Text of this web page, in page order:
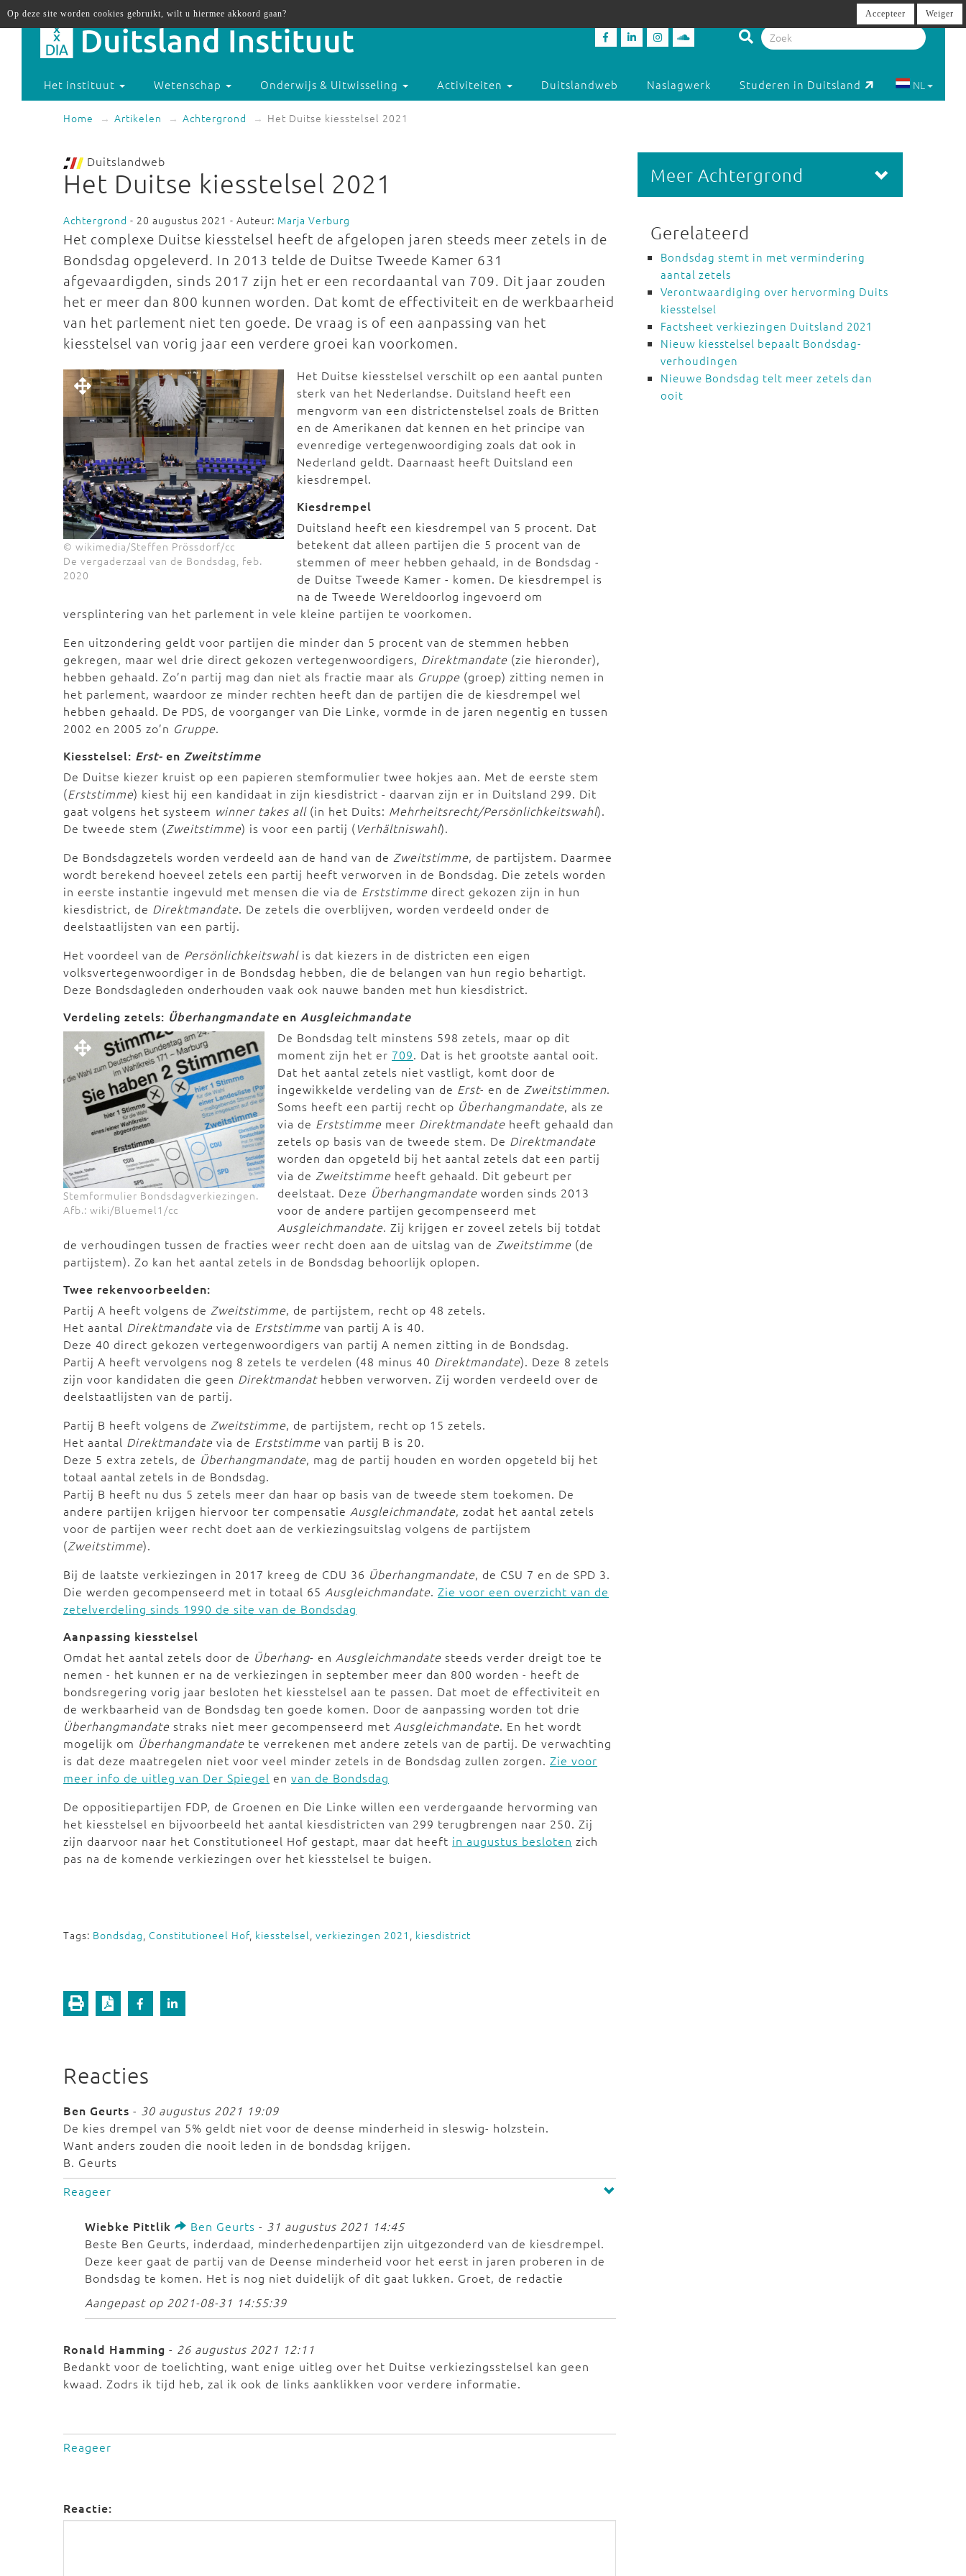
Het instituut Wetenschap Onderwijs & Uitwisseling Activiteiten Duitslandweb Naslagwerk Studeren in Duitsland NL
Home Artikelen Achtergrond Het Duitse kiesstelsel 2021
Duitslandweb
Het Duitse kiesstelsel 2021
Achtergrond - 20 augustus 2021 - Auteur: Marja Verburg
Het complexe Duitse kiesstelsel heeft de afgelopen jaren steeds meer zetels in de
Bondsdag opgeleverd. In 2013 telde de Duitse Tweede Kamer 631
afgevaardigden, sinds 2017 zijn het er een recordaantal van 709. Dit jaar zouden
het er meer dan 800 kunnen worden. Dat komt de effectiviteit en de werkbaarheid
van het parlement niet ten goede. De vraag is of een aanpassing van het
kiesstelsel van vorig jaar een verdere groei kan voorkomen.
© wikimedia/Steffen Prössdorf/cc
De vergaderzaal van de Bondsdag, feb.
2020
Het Duitse kiesstelsel verschilt op een aantal punten
sterk van het Nederlandse. Duitsland heeft een
mengvorm van een districtenstelsel zoals de Britten
en de Amerikanen dat kennen en het principe van
evenredige vertegenwoordiging zoals dat ook in
Nederland geldt. Daarnaast heeft Duitsland een
kiesdrempel.
Kiesdrempel
Duitsland heeft een kiesdrempel van 5 procent. Dat
betekent dat alleen partijen die 5 procent van de
stemmen of meer hebben gehaald, in de Bondsdag -
de Duitse Tweede Kamer - komen. De kiesdrempel is
na de Tweede Wereldoorlog ingevoerd om
versplintering van het parlement in vele kleine partijen te voorkomen.
Een uitzondering geldt voor partijen die minder dan 5 procent van de stemmen hebben
gekregen, maar wel drie direct gekozen vertegenwoordigers, Direktmandate (zie hieronder),
hebben gehaald. Zo’n partij mag dan niet als fractie maar als Gruppe (groep) zitting nemen in
het parlement, waardoor ze minder rechten heeft dan de partijen die de kiesdrempel wel
hebben gehaald. De PDS, de voorganger van Die Linke, vormde in de jaren negentig en tussen
2002 en 2005 zo’n Gruppe.
Kiesstelsel: Erst- en Zweitstimme
De Duitse kiezer kruist op een papieren stemformulier twee hokjes aan. Met de eerste stem
(Erststimme) kiest hij een kandidaat in zijn kiesdistrict - daarvan zijn er in Duitsland 299. Dit
gaat volgens het systeem winner takes all(in het Duits: Mehrheitsrecht/Persönlichkeitswahl).
De tweede stem (Zweitstimme) is voor een partij (Verhältniswahl).
De Bondsdagzetels worden verdeeld aan de hand van de Zweitstimme, de partijstem. Daarmee
wordt berekend hoeveel zetels een partij heeft verworven in de Bondsdag. Die zetels worden
in eerste instantie ingevuld met mensen die via de Erststimme direct gekozen zijn in hun
kiesdistrict, de Direktmandate. De zetels die overblijven, worden verdeeld onder de
deelstaatlijsten van een partij.
Het voordeel van de Persönlichkeitswahlis dat kiezers in de districten een eigen
volksvertegenwoordiger in de Bondsdag hebben, die de belangen van hun regio behartigt.
Deze Bondsdagleden onderhouden vaak ook nauwe banden met hun kiesdistrict.
Verdeling zetels: Überhangmandate en Ausgleichmandate
Stemformulier Bondsdagverkiezingen.
Afb.: wiki/Bluemel1/cc
De Bondsdag telt minstens 598 zetels, maar op dit
moment zijn het er 709. Dat is het grootste aantal ooit.
Dat het aantal zetels niet vastligt, komt door de
ingewikkelde verdeling van de Erst- en de Zweitstimmen.
Soms heeft een partij recht op Überhangmandate, als ze
via de Erststimme meer Direktmandate heeft gehaald dan
zetels op basis van de tweede stem. De Direktmandate
worden dan opgeteld bij het aantal zetels dat een partij
via de Zweitstimme heeft gehaald. Dit gebeurt per
deelstaat. Deze Überhangmandate worden sinds 2013
voor de andere partijen gecompenseerd met
Ausgleichmandate. Zij krijgen er zoveel zetels bij totdat
de verhoudingen tussen de fracties weer recht doen aan de uitslag van de Zweitstimme (de
partijstem). Zo kan het aantal zetels in de Bondsdag behoorlijk oplopen.
Twee rekenvoorbeelden:
Partij A heeft volgens de Zweitstimme, de partijstem, recht op 48 zetels.
Het aantal Direktmandate via de Erststimme van partij A is 40.
Deze 40 direct gekozen vertegenwoordigers van partij A nemen zitting in de Bondsdag.
Partij A heeft vervolgens nog 8 zetels te verdelen (48 minus 40 Direktmandate). Deze 8 zetels
zijn voor kandidaten die geen Direktmandathebben verworven. Zij worden verdeeld over de
deelstaatlijsten van de partij.
Partij B heeft volgens de Zweitstimme, de partijstem, recht op 15 zetels.
Het aantal Direktmandate via de Erststimme van partij B is 20.
Deze 5 extra zetels, de Überhangmandate, mag de partij houden en worden opgeteld bij het
totaal aantal zetels in de Bondsdag.
Partij B heeft nu dus 5 zetels meer dan haar op basis van de tweede stem toekomen. De
andere partijen krijgen hiervoor ter compensatie Ausgleichmandate, zodat het aantal zetels
voor de partijen weer recht doet aan de verkiezingsuitslag volgens de partijstem
(Zweitstimme).
Bij de laatste verkiezingen in 2017 kreeg de CDU 36 Überhangmandate, de CSU 7 en de SPD 3.
Die werden gecompenseerd met in totaal 65 Ausgleichmandate. Zie voor een overzicht van de
zetelverdeling sinds 1990 de site van de Bondsdag
Aanpassing kiesstelsel
Omdat het aantal zetels door de Überhang- en Ausgleichmandate steeds verder dreigt toe te
nemen - het kunnen er na de verkiezingen in september meer dan 800 worden - heeft de
bondsregering vorig jaar besloten het kiesstelsel aan te passen. Dat moet de effectiviteit en
de werkbaarheid van de Bondsdag ten goede komen. Door de aanpassing worden tot drie
Überhangmandate straks niet meer gecompenseerd met Ausgleichmandate. En het wordt
mogelijk om Überhangmandate te verrekenen met andere zetels van de partij. De verwachting
is dat deze maatregelen niet voor veel minder zetels in de Bondsdag zullen zorgen. Zie voor
meer info de uitleg van Der Spiegel en van de Bondsdag
De oppositiepartijen FDP, de Groenen en Die Linke willen een verdergaande hervorming van
het kiesstelsel en bijvoorbeeld het aantal kiesdistricten van 299 terugbrengen naar 250. Zij
zijn daarvoor naar het Constitutioneel Hof gestapt, maar dat heeft in augustus besloten zich
pas na de komende verkiezingen over het kiesstelsel te buigen.
Tags: Bondsdag, Constitutioneel Hof, kiesstelsel, verkiezingen 2021 , kiesdistrict
Reacties
Ben Geurts - 30 augustus 2021 19:09
De kies drempel van 5% geldt niet voor de deense minderheid in sleswig- holzstein.
Want anders zouden die nooit leden in de bondsdag krijgen.
B. Geurts
Reageer
Wiebke Pittlik Ben Geurts - 31 augustus 2021 14:45
Beste Ben Geurts, inderdaad, minderhedenpartijen zijn uitgezonderd van de kiesdrempel.
Deze keer gaat de partij van de Deense minderheid voor het eerst in jaren proberen in de
Bondsdag te komen. Het is nog niet duidelijk of dit gaat lukken. Groet, de redactie
Aangepast op 2021-08-31 14:55:39
Ronald Hamming - 26 augustus 2021 12:11
Bedankt voor de toelichting, want enige uitleg over het Duitse verkiezingsstelsel kan geen
kwaad. Zodrs ik tijd heb, zal ik ook de links aanklikken voor verdere informatie.
Reageer
Reactie:
Meer Achtergrond
Gerelateerd
Bondsdag stemt in met vermindering
aantal zetels
Verontwaardiging over hervorming Duits
kiesstelsel
Factsheet verkiezingen Duitsland 2021
Nieuw kiesstelsel bepaalt Bondsdag-
verhoudingen
Nieuwe Bondsdag telt meer zetels dan
ooit
Op deze site worden cookies gebruikt, wilt u hiermee akkoord gaan? Accepteer Weiger